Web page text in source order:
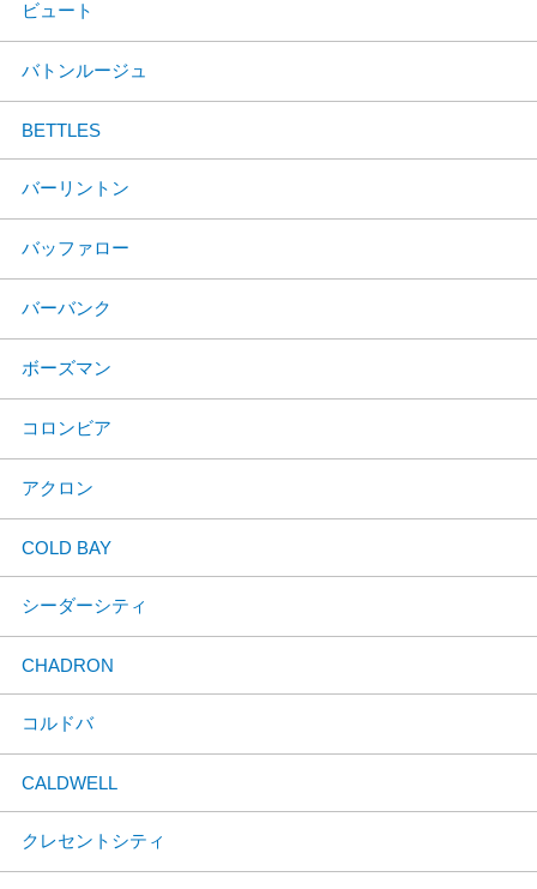
ビュート
バトンルージュ
BETTLES
バーリントン
バッファロー
バーバンク
ボーズマン
コロンビア
アクロン
COLD BAY
シーダーシティ
CHADRON
コルドバ
CALDWELL
クレセントシティ